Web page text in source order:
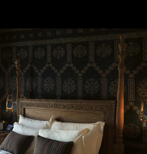
zi. Un simplu tapet în dormitor
calm, relaxant, sau poți opta
VLAdiLA
proiectat să reziste în timp, iar
o investiție sigură și un decor
în spațiul tău și care aduce
și să-i redai acea atmosferă la care
internaționale de profil, astfel că
și să alegi tapetul care îți